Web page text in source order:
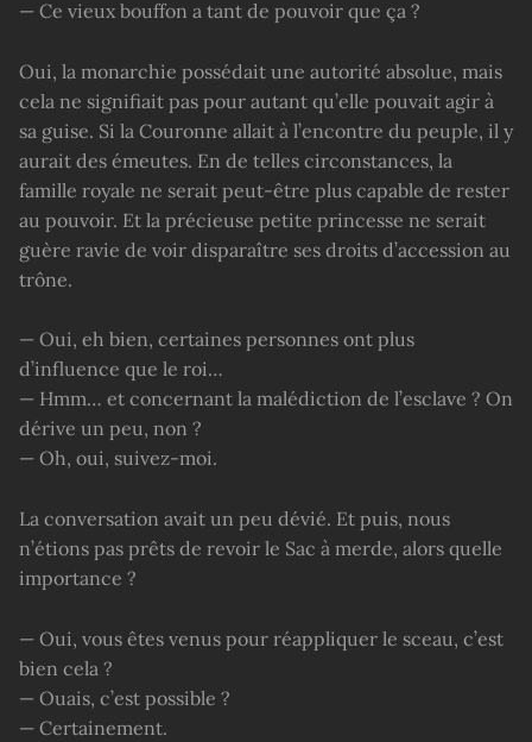
— Ce vieux bouffon a tant de pouvoir que ça ?
Oui, la monarchie possédait une autorité absolue, mais
cela ne signifiait pas pour autant qu’elle pouvait agir à
sa guise. Si la Couronne allait à l’encontre du peuple, il y
aurait des émeutes. En de telles circonstances, la
famille royale ne serait peut-être plus capable de rester
au pouvoir. Et la précieuse petite princesse ne serait
guère ravie de voir disparaître ses droits d’accession au
trône.
— Oui, eh bien, certaines personnes ont plus
d’influence que le roi…
— Hmm… et concernant la malédiction de l’esclave ? On
dérive un peu, non ?
— Oh, oui, suivez-moi.
La conversation avait un peu dévié. Et puis, nous
n’étions pas prêts de revoir le Sac à merde, alors quelle
importance ?
— Oui, vous êtes venus pour réappliquer le sceau, c’est
bien cela ?
— Ouais, c’est possible ?
— Certainement.